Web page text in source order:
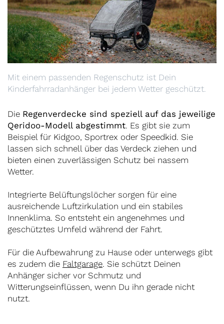
Die Regenverdecke sind speziell auf das jeweilige
Qeridoo-Modell abgestimmt. Es gibt sie zum
Beispiel für Kidgoo, Sportrex oder Speedkid. Sie
lassen sich schnell über das Verdeck ziehen und
bieten einen zuverlässigen Schutz bei nassem
Wetter.
Integrierte Belüftungslöcher sorgen für eine
ausreichende Luftzirkulation und ein stabiles
Innenklima. So entsteht ein angenehmes und
geschütztes Umfeld während der Fahrt.
Für die Aufbewahrung zu Hause oder unterwegs gibt
es zudem die Faltgarage. Sie schützt Deinen
Anhänger sicher vor Schmutz und
Witterungseinflüssen, wenn Du ihn gerade nicht
nutzt.
Mit einem passenden Regenschutz ist Dein
Kinderfahrradanhänger bei jedem Wetter geschützt.